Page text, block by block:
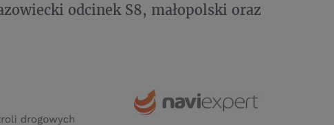
odcinek S8, małopolski oraz